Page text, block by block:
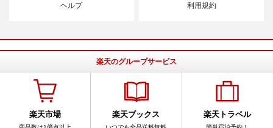
ヘルプ 利用規約
楽天のグループサービス
楽天市場 楽天ブックス 楽天トラベル